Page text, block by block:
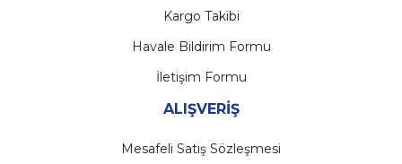
Kargo Takibi
Havale Bildirim Formu
İletişim Formu
ALIŞVERİŞ
Mesafeli Satış Sözleşmesi